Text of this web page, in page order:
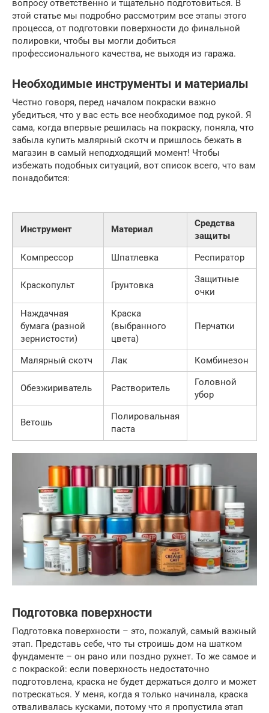
вопросу ответственно и тщательно подготовиться. В
этой статье мы подробно рассмотрим все этапы этого
процесса, от подготовки поверхности до финальной
полировки, чтобы вы могли добиться
профессионального качества, не выходя из гаража.
Необходимые инструменты и материалы
Честно говоря, перед началом покраски важно
убедиться, что у вас есть все необходимое под рукой. Я
сама, когда впервые решилась на покраску, поняла, что
забыла купить малярный скотч и пришлось бежать в
магазин в самый неподходящий момент! Чтобы
избежать подобных ситуаций, вот список всего, что вам
понадобится:
Инструмент Материал
Средства
защиты
Компрессор
Шпатлевка Респиратор
Краскопульт Грунтовка
Защитные
очки
Наждачная
бумага (разной
зернистости)
Краска
(выбранного
цвета)
Перчатки
Малярный скотч Лак Комбинезон
Обезжириватель Растворитель
Головной
убор
Ветошь
Полировальная
паста
Подготовка поверхности
Подготовка поверхности – это, пожалуй, самый важный
этап. Представь себе, что ты строишь дом на шатком
фундаменте – он рано или поздно рухнет. То же самое и
с покраской: если поверхность недостаточно
подготовлена, краска не будет держаться долго и может
потрескаться. У меня, когда я только начинала, краска
отваливалась кусками, потому что я пропустила этап